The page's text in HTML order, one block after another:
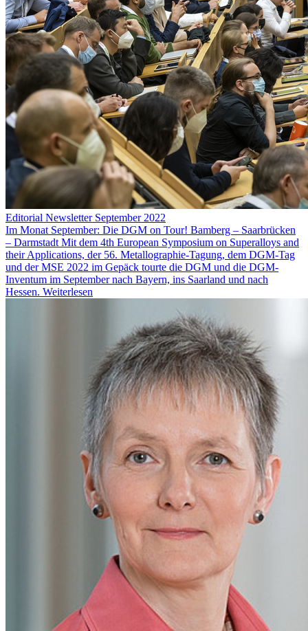
Editorial Newsletter September 2022
Im Monat September: Die DGM on Tour! Bamberg – Saarbrücken
– Darmstadt Mit dem 4th European Symposium on Superalloys and
their Applications, der 56. Metallographie-Tagung, dem DGM-Tag
und der MSE 2022 im Gepäck tourte die DGM und die DGM-
Inventum im September nach Bayern, ins Saarland und nach
Hessen. Weiterlesen